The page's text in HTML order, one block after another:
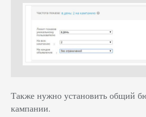
Также нужно установить общий
кампании.